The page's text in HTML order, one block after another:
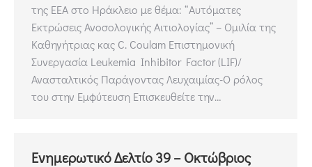
της ΕΕΑ στο Ηράκλειο με θέμα: “Αυτόματες
Εκτρώσεις Ανοσολογικής Αιτιολογίας” – Ομιλία της
Καθηγήτριας κας C. Coulam Επιστημονική
Συνεργασία Leukemia Inhibitor Factor (LIF)/
Ανασταλτικός Παράγοντας Λευχαιμίας-Ο ρόλος
του στην Εμφύτευση Επισκευθείτε την…
Ενημερωτικό Δελτίο 39 – Οκτώβριος